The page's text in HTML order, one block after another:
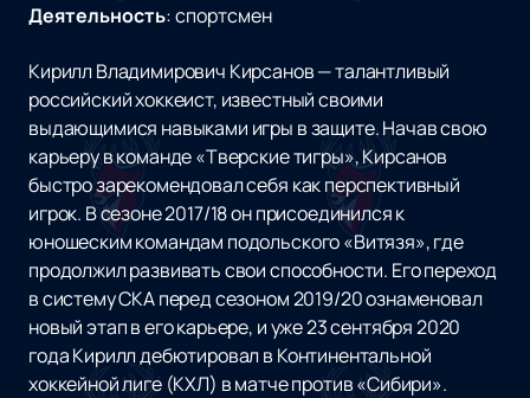
Деятельность:спортсмен
Кирилл Владимирович Кирсанов — талантливый
российский хоккеист, известный своими
выдающимися навыками игры в защите. Начав свою
карьеру в команде «Тверские тигры», Кирсанов
быстро зарекомендовал себя как перспективный
игрок. В сезоне 2017/18 он присоединился к
юношеским командам подольского «Витязя», где
продолжил развивать свои способности. Его переход
в систему СКА перед сезоном 2019/20 ознаменовал
новый этап в его карьере, и уже 23 сентября 2020
года Кирилл дебютировал в Континентальной
хоккейной лиге (КХЛ) в матче против «Сибири».